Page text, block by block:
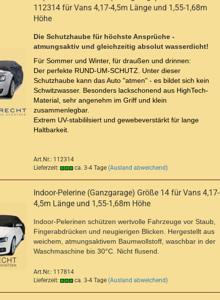
112314 für Vans 4,17-4,5m Länge und 1,55-1,68m
Höhe
Die Schutzhaube für höchste Ansprüche -
atmungsaktiv und gleichzeitig absolut wasserdicht!
Für Sommer und Winter, für draußen und drinnen:
Der perfekte RUND-UM-SCHUTZ. Unter dieser
Schutzhaube kann das Auto "atmen" - es bildet sich kein
Schwitzwasser. Besonders lackschonend aus HighTech-
Material, sehr angenehm im Griff und klein
zusammenlegbar.
Extrem UV-stabililsiert und gewebeverstärkt für lange
Haltbarkeit.
Art.Nr.: 112314
Lieferzeit:
ca. 3-4 Tage (Ausland abweichend)
Indoor-Pelerine (Ganzgarage) Größe 14 für Vans 4,17-
4,5m Länge und 1,55-1,68m Höhe
Indoor-Pelerinen schützen wertvolle Fahrzeuge vor Staub,
Fingerabdrücken und neugierigen Blicken. Hergestellt aus
weichem, atmungsaktivem Baumwollstoff, waschbar in der
Waschmaschine bis 30°C. Nicht flusend.
Art.Nr.: 117814
Lieferzeit:
ca. 3-4 Tage (Ausland abweichend)